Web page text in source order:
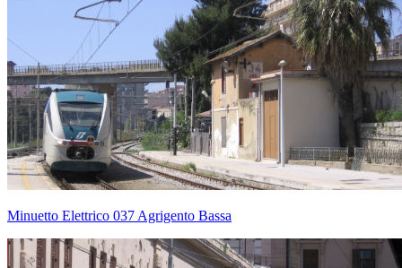
Minuetto Elettrico 037 Agrigento Bassa